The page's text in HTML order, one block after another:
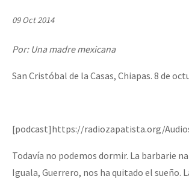
Megaproyectos
Migración
Mujeres
ETIQUETAS
[CDMX – 20 julio] Jornadas globales por la
Se o México sabe, que o mundo saiba!
09 Oct 2014
Por: Una madre mexicana
San Cristóbal de la Casas, Chiapas. 8 de
[podcast]https://radiozapatista.org/
Todavía no podemos dormir. La barbarie
Iguala, Guerrero, nos ha quitado el sueño.